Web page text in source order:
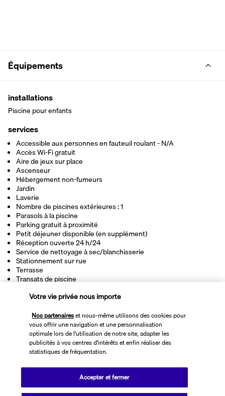
Équipements
installations
Piscine pour enfants
services
Accessible aux personnes en fauteuil roulant - N/A
Accès Wi-Fi gratuit
Aire de jeux sur place
Ascenseur
Hébergement non-fumeurs
Jardin
Laverie
Nombre de piscines extérieures : 1
Parasols à la piscine
Parking gratuit à proximité
Petit déjeuner disponible (en supplément)
Réception ouverte 24 h/24
Service de nettoyage à sec/blanchisserie
Stationnement sur rue
Terrasse
Transats de piscine
Découvrir la destination
Informations utiles
Votre vie privée nous importe
Nos partenaireset nous-même utilisons des cookies pour
vous offrir une navigation et une personnalisation
optimale lors de l'utilisation de notre site, adapter les
publicités à vos centres d'intérêts et enfin réaliser des
statistiques de fréquentation.
Accepter et fermer